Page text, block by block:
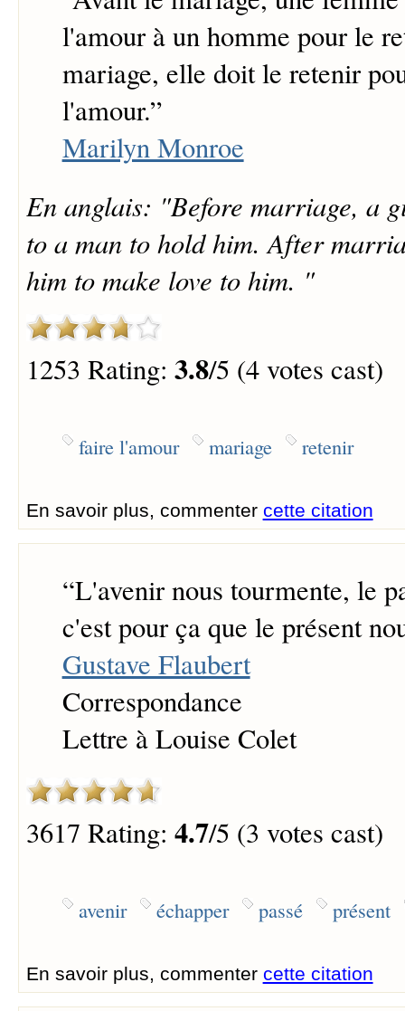
l'amour à un homme pour le
mariage, elle doit le retenir
l'amour.”
Marilyn Monroe
En anglais: "Before marriage, a
to a man to hold him. After
him to make love to him. "
1253 Rating: 3.8/5 (4 votes cast)
faire l'amour mariage retenir
En savoir plus, commenter cette citation
“L'avenir nous tourmente, le
c'est pour ça que le présent
Gustave Flaubert
Correspondance
Lettre à Louise Colet
3617 Rating: 4.7/5 (3 votes cast)
avenir échapper passé présent
En savoir plus, commenter cette citation